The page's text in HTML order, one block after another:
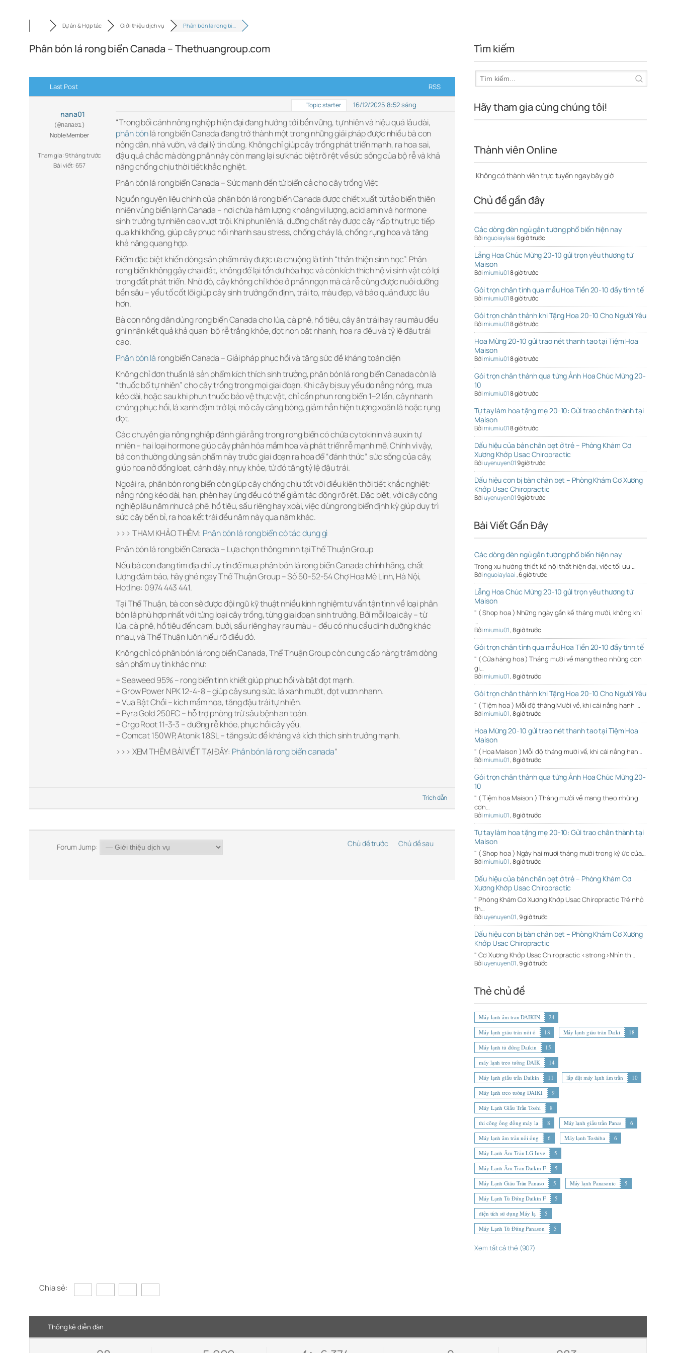
Dự án & Hợp tác Giới thiệu dịch vụ Phân bón lá rong bi…
Phân bón lá rong biển Canada – Thethuangroup.com
Last Post RSS
nana01
(@nana01)
Noble Member
Tham gia: 9 tháng trước
Bài viết: 657
Topic starter 16/12/2025 8:52 sáng
“Trong bối cảnh nông nghiệp hiện đại đang hướng tới bền vững, tự nhiên và hiệu quả lâu dài,
phân bónlá rong biển Canada đang trở thành một trong những giải pháp được nhiều bà con
nông dân, nhà vườn, và đại lý tin dùng. Không chỉ giúp cây trồng phát triển mạnh, ra hoa sai,
đậu quả chắc mà dòng phân này còn mang lại sự khác biệt rõ rệt về sức sống của bộ rễ và khả
năng chống chịu thời tiết khắc nghiệt.
Phân bón lá rong biển Canada – Sức mạnh đến từ biển cả cho cây trồng Việt
Nguồn nguyên liệu chính của phân bón lá rong biển Canada được chiết xuất từ tảo biển thiên
nhiên vùng biển lạnh Canada – nơi chứa hàm lượng khoáng vi lượng, acid amin và hormone
sinh trưởng tự nhiên cao vượt trội. Khi phun lên lá, dưỡng chất này được cây hấp thụ trực tiếp
qua khí khổng, giúp cây phục hồi nhanh sau stress, chống cháy lá, chống rụng hoa và tăng
khả năng quang hợp.
Điểm đặc biệt khiến dòng sản phẩm này được ưa chuộng là tính “thân thiện sinh học”. Phân
rong biển không gây chai đất, không để lại tồn dư hóa học và còn kích thích hệ vi sinh vật có lợi
trong đất phát triển. Nhờ đó, cây không chỉ khỏe ở phần ngọn mà cả rễ cũng được nuôi dưỡng
bền sâu – yếu tố cốt lõi giúp cây sinh trưởng ổn định, trái to, màu đẹp, và bảo quản được lâu
hơn.
Bà con nông dân dùng rong biển Canada cho lúa, cà phê, hồ tiêu, cây ăn trái hay rau màu đều
ghi nhận kết quả khả quan: bộ rễ trắng khỏe, đọt non bật nhanh, hoa ra đều và tỷ lệ đậu trái
cao.
Phân bón lá rong biển Canada – Giải pháp phục hồi và tăng sức đề kháng toàn diện
Không chỉ đơn thuần là sản phẩm kích thích sinh trưởng, phân bón lá rong biển Canada còn là
“thuốc bổ tự nhiên” cho cây trồng trong mọi giai đoạn. Khi cây bị suy yếu do nắng nóng, mưa
kéo dài, hoặc sau khi phun thuốc bảo vệ thực vật, chỉ cần phun rong biển 1–2 lần, cây nhanh
chóng phục hồi, lá xanh đậm trở lại, mô cây căng bóng, giảm hẳn hiện tượng xoăn lá hoặc rụng
đọt.
Các chuyên gia nông nghiệp đánh giá rằng trong rong biển có chứa cytokinin và auxin tự
nhiên – hai loại hormone giúp cây phân hóa mầm hoa và phát triển rễ mạnh mẽ. Chính vì vậy,
bà con thường dùng sản phẩm này trước giai đoạn ra hoa để “đánh thức” sức sống của cây,
giúp hoa nở đồng loạt, cánh dày, nhụy khỏe, từ đó tăng tỷ lệ đậu trái.
Ngoài ra, phân bón rong biển còn giúp cây chống chịu tốt với điều kiện thời tiết khắc nghiệt:
nắng nóng kéo dài, hạn, phèn hay úng đều có thể giảm tác động rõ rệt. Đặc biệt, với cây công
nghiệp lâu năm như cà phê, hồ tiêu, sầu riêng hay xoài, việc dùng rong biển định kỳ giúp duy trì
sức cây bền bỉ, ra hoa kết trái đều năm này qua năm khác.
>>> THAM KHẢO THÊM: Phân bón lá rong biển có tác dụng gì
Phân bón lá rong biển Canada – Lựa chọn thông minh tại Thể Thuận Group
Nếu bà con đang tìm địa chỉ uy tín để mua phân bón lá rong biển Canada chính hãng, chất
lượng đảm bảo, hãy ghé ngay Thể Thuận Group – Số 50-52-54 Chợ Hoa Mê Linh, Hà Nội,
Hotline: 0974 443 441.
Tại Thể Thuận, bà con sẽ được đội ngũ kỹ thuật nhiều kinh nghiệm tư vấn tận tình về loại phân
bón lá phù hợp nhất với từng loại cây trồng, từng giai đoạn sinh trưởng. Bởi mỗi loại cây – từ
lúa, cà phê, hồ tiêu đến cam, bưởi, sầu riêng hay rau màu – đều có nhu cầu dinh dưỡng khác
nhau, và Thể Thuận luôn hiểu rõ điều đó.
Không chỉ có phân bón lá rong biển Canada, Thể Thuận Group còn cung cấp hàng trăm dòng
sản phẩm uy tín khác như:
+ Seaweed 95% – rong biển tinh khiết giúp phục hồi và bật đọt mạnh.
+ Grow Power NPK 12-4-8 – giúp cây sung sức, lá xanh mướt, đọt vươn nhanh.
+ Vua Bật Chồi – kích mầm hoa, tăng đậu trái tự nhiên.
+ Pyra Gold 250EC – hỗ trợ phòng trừ sâu bệnh an toàn.
+ Orgo Root 11-3-3 – dưỡng rễ khỏe, phục hồi cây yếu.
+ Comcat 150WP, Atonik 1.8SL – tăng sức đề kháng và kích thích sinh trưởng mạnh.
>>> XEM THÊM BÀI VIẾT TẠI ĐÂY: Phân bón lá rong biển canada“
Trích dẫn
Forum Jump: Chủ đề trước Chủ đề sau
Tìm kiếm
Hãy tham gia cùng chúng tôi!
Thành viên Online
Không có thành viên trực tuyến ngay bây giờ
Chủ đề gần đây
Các dòng đèn ngủ gắn tường phổ biến hiện nay
Bởinguoiaylaai6 giờ trước
Lẵng Hoa Chúc Mừng 20-10 gửi trọn yêu thương từ
Maison
Bởimiumiu018 giờ trước
Gói trọn chân tình qua mẫu Hoa Tiền 20-10 đầy tinh tế
Bởimiumiu018 giờ trước
Gói trọn chân thành khi Tặng Hoa 20-10 Cho Người Yêu
Bởimiumiu018 giờ trước
Hoa Mừng 20-10 gửi trao nét thanh tao tại Tiệm Hoa
Maison
Bởimiumiu018 giờ trước
Gói trọn chân thành qua từng Ảnh Hoa Chúc Mừng 20-
10
Bởimiumiu018 giờ trước
Tự tay làm hoa tặng mẹ 20-10: Gửi trao chân thành tại
Maison
Bởimiumiu018 giờ trước
Dấu hiệu của bàn chân bẹt ở trẻ – Phòng Khám Cơ
Xương Khớp Usac Chiropractic
Bởiuyenuyen019 giờ trước
Dấu hiệu con bị bàn chân bẹt – Phòng Khám Cơ Xương
Khớp Usac Chiropractic
Bởiuyenuyen019 giờ trước
Bài Viết Gần Đây
Các dòng đèn ngủ gắn tường phổ biến hiện nay
Trong xu hướng thiết kế nội thất hiện đại, việc tối ưu …
Bởinguoiaylaai,6 giờ trước
Lẵng Hoa Chúc Mừng 20-10 gửi trọn yêu thương từ
Maison
" ( Shop hoa ) Những ngày gần kề tháng mười, không khí
…
Bởimiumiu01,8 giờ trước
Gói trọn chân tình qua mẫu Hoa Tiền 20-10 đầy tinh tế
" ( Cửa hàng hoa ) Tháng mười về mang theo những cơn
gi…
Bởimiumiu01,8 giờ trước
Gói trọn chân thành khi Tặng Hoa 20-10 Cho Người Yêu
" ( Tiệm hoa ) Mỗi độ tháng Mười về, khi cái nắng hanh …
Bởimiumiu01,8 giờ trước
Hoa Mừng 20-10 gửi trao nét thanh tao tại Tiệm Hoa
Maison
" ( Hoa Maison ) Mỗi độ tháng mười về, khi cái nắng han…
Bởimiumiu01,8 giờ trước
Gói trọn chân thành qua từng Ảnh Hoa Chúc Mừng 20-
10
" ( Tiệm hoa Maison ) Tháng mười về mang theo những
cơn…
Bởimiumiu01,8 giờ trước
Tự tay làm hoa tặng mẹ 20-10: Gửi trao chân thành tại
Maison
" ( Shop hoa ) Ngày hai mươi tháng mười trong ký ức của…
Bởimiumiu01,8 giờ trước
Dấu hiệu của bàn chân bẹt ở trẻ – Phòng Khám Cơ
Xương Khớp Usac Chiropractic
" Phòng Khám Cơ Xương Khớp Usac Chiropractic Trẻ nhỏ
th…
Bởiuyenuyen01,9 giờ trước
Dấu hiệu con bị bàn chân bẹt – Phòng Khám Cơ Xương
Khớp Usac Chiropractic
" Cơ Xương Khớp Usac Chiropractic <strong>Nhìn th…
Bởiuyenuyen01,9 giờ trước
Thẻ chủ đề
Máy lạnh âm trần DAIKIN
24
Máy lạnh giấu trần nối ố
18 Máy lạnh giấu trần Daiki
18
Máy lạnh tủ đứng Daikin
15
máy lạnh treo tường DAIK
14
Máy lạnh giấu trần Daikin
11 lắp đặt máy lạnh âm trần
10
Máy lạnh treo tường DAIKI
9
Máy Lạnh Giấu Trần Toshi
8
thi công ống đồng máy lạ
8 Máy lạnh giấu trần Panas
6
Máy lạnh âm trần nối ống
6 Máy lạnh Toshiba
6
Máy Lạnh Âm Trần LG Inve
5
Máy Lạnh Âm Trần Daikin F
5
Máy Lạnh Giấu Trần Panaso
5 Máy lạnh Panasonic
5
Máy Lạnh Tủ Đứng Daikin F
5
diện tích sử dụng Máy lạ
5
Máy Lạnh Tủ Đứng Panason
5
Xem tất cả thẻ (907)
Chia sẻ:
Thống kê diễn đàn